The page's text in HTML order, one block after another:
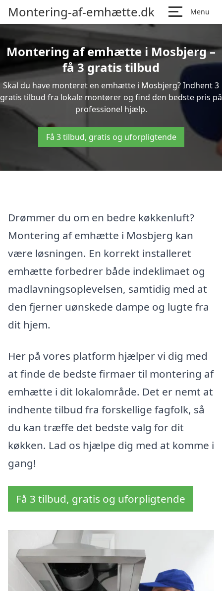
Montering-af-emhætte.dk Menu
Montering af emhætte i Mosbjerg –
få 3 gratis tilbud
Skal du have monteret en emhætte i Mosbjerg? Indhent 3
gratis tilbud fra lokale montører og find den bedste pris på
professionel hjælp.
Få 3 tilbud, gratis og uforpligtende
Drømmer du om en bedre køkkenluft?
Montering af emhætte i Mosbjerg kan
være løsningen. En korrekt installeret
emhætte forbedrer både indeklimaet og
madlavningsoplevelsen, samtidig med at
den fjerner uønskede dampe og lugte fra
dit hjem.
Her på vores platform hjælper vi dig med
at finde de bedste firmaer til montering af
emhætte i dit lokalområde. Det er nemt at
indhente tilbud fra forskellige fagfolk, så
du kan træffe det bedste valg for dit
køkken. Lad os hjælpe dig med at komme i
gang!
Få 3 tilbud, gratis og uforpligtende